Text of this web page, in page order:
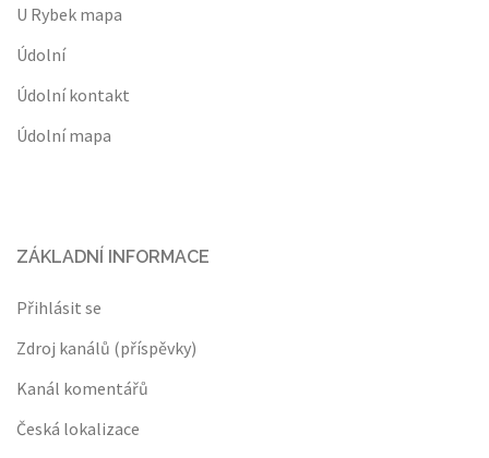
U Rybek mapa
Údolní
Údolní kontakt
Údolní mapa
ZÁKLADNÍ INFORMACE
Přihlásit se
Zdroj kanálů (příspěvky)
Kanál komentářů
Česká lokalizace